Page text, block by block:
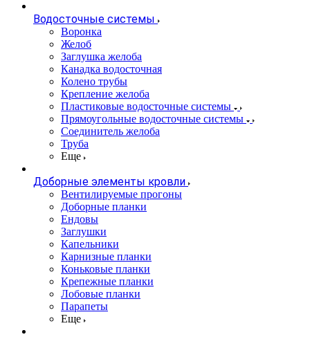
Водосточные системы
Воронка
Желоб
Заглушка желоба
Канадка водосточная
Колено трубы
Крепление желоба
Пластиковые водосточные системы
Прямоугольные водосточные системы
Соединитель желоба
Труба
Еще
Доборные элементы кровли
Вентилируемые прогоны
Доборные планки
Ендовы
Заглушки
Капельники
Карнизные планки
Коньковые планки
Крепежные планки
Лобовые планки
Парапеты
Еще